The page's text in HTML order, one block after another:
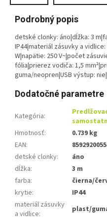
Podrobný popis
detské clonky: áno|dĺžka: 3
IP44|materiál zásuvky a
W|napätie: 250 V~|počet
fólia|prierez vodiča: 1,5
guma/neopren|USB výstup:
Dodatočné parametre
Kategória:
Hmotnosť:
0.739 kg
EAN:
detské clonky:
áno
dĺžka:
3 m
farba:
čierna/
krytie:
IP44
materiál zásuvky
a vidlice:
plast/